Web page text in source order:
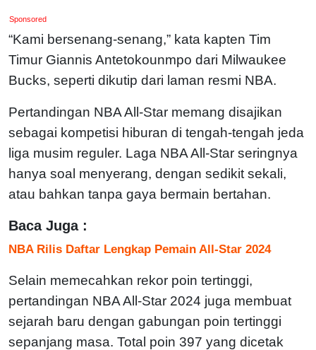
Sponsored
“Kami bersenang-senang,” kata kapten Tim
Timur Giannis Antetokounmpo dari Milwaukee
Bucks, seperti dikutip dari laman resmi NBA.
Pertandingan NBA All-Star memang disajikan
sebagai kompetisi hiburan di tengah-tengah jeda
liga musim reguler. Laga NBA All-Star seringnya
hanya soal menyerang, dengan sedikit sekali,
atau bahkan tanpa gaya bermain bertahan.
Baca Juga :
NBA Rilis Daftar Lengkap Pemain All-Star 2024
Selain memecahkan rekor poin tertinggi,
pertandingan NBA All-Star 2024 juga membuat
sejarah baru dengan gabungan poin tertinggi
sepanjang masa. Total poin 397 yang dicetak